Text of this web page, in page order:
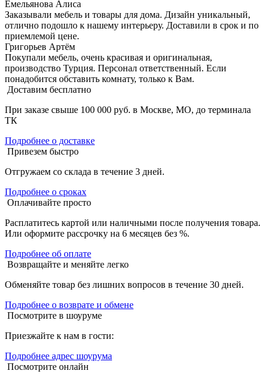
Емельянова Алиса
Заказывали мебель и товары для дома. Дизайн уникальный,
отлично подошло к нашему интерьеру. Доставили в срок и по
приемлемой цене.
Григорьев Артём
Покупали мебель, очень красивая и оригинальная,
производство Турция. Персонал ответственный. Если
понадобится обставить комнату, только к Вам.
Доставим бесплатно
При заказе свыше 100 000 руб. в Москве, МО, до терминала
ТК
Подробнее о доставке
Привезем быстро
Отгружаем со склада в течение 3 дней.
Подробнее о сроках
Оплачивайте просто
Расплатитесь картой или наличными после получения товара.
Или оформите рассрочку на 6 месяцев без %.
Подробнее об оплате
Возвращайте и меняйте легко
Обменяйте товар без лишних вопросов в течение 30 дней.
Подробнее о возврате и обмене
Посмотрите в шоуруме
Приезжайте к нам в гости:
Подробнее адрес шоурума
Посмотрите онлайн